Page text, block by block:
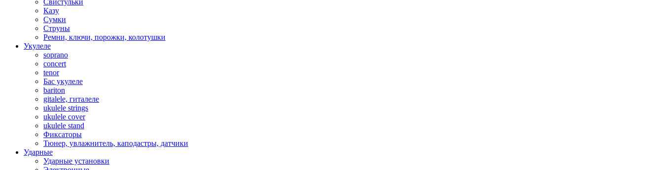
Свистульки
Казу
Сумки
Струны
Ремни, ключи, порожки, колотушки
Укулеле
soprano
concert
tenor
Бас укулеле
bariton
gitalele, гиталеле
ukulele strings
ukulele cover
ukulele stand
Фиксаторы
Тюнер, увлажнитель, каподастры, датчики
Ударные
Ударные установки